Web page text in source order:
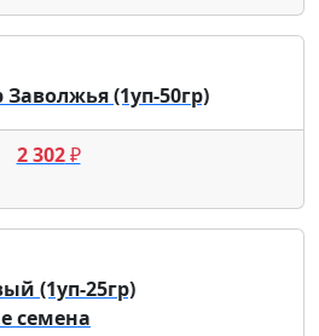
(1уп-50гр)
2 302₽
(1уп-25гр)
семена